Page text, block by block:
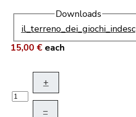
Downloads
il_terreno_dei_giochi_indesc
15,00 € each
+
–